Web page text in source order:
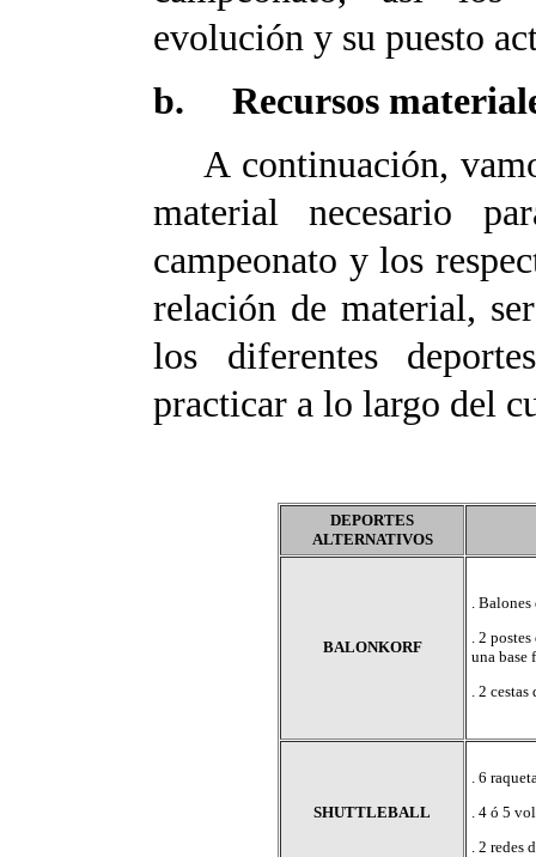
evolución y su puesto
b. Recursos
A continuación,
material necesario
campeonato y los
relación de material,
los diferentes
practicar a lo largo del
DEPORTES
ALTERNATIVOS
BALONKORF
.
. 2
una base
. 2
SHUTTLEBALL
. 6
. 4 ó 5
. 2 redes